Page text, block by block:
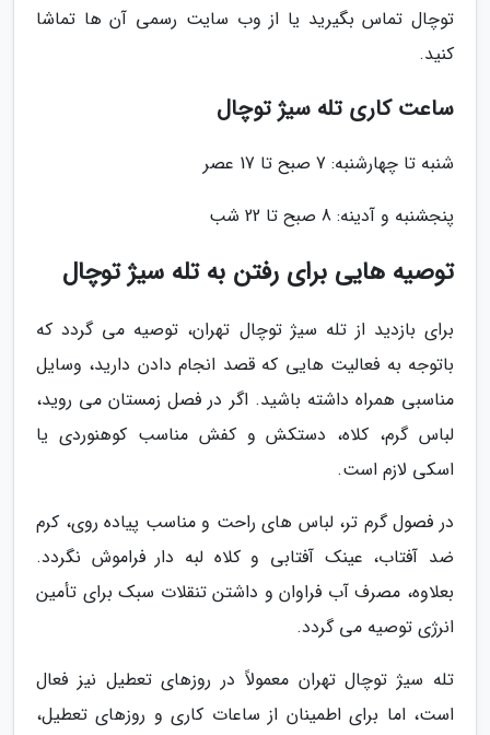
توچال تماس بگیرید یا از وب سایت رسمی آن ها تماشا
کنید.
ساعت کاری تله سیژ توچال
شنبه تا چهارشنبه: 7 صبح تا 17 عصر
پنجشنبه و آدینه: 8 صبح تا 22 شب
توصیه هایی برای رفتن به تله سیژ توچال
برای بازدید از تله سیژ توچال تهران، توصیه می گردد که
باتوجه به فعالیت هایی که قصد انجام دادن دارید، وسایل
مناسبی همراه داشته باشید. اگر در فصل زمستان می روید،
لباس گرم، کلاه، دستکش و کفش مناسب کوهنوردی یا
اسکی لازم است.
در فصول گرم تر، لباس های راحت و مناسب پیاده روی، کرم
ضد آفتاب، عینک آفتابی و کلاه لبه دار فراموش نگردد.
بعلاوه، مصرف آب فراوان و داشتن تنقلات سبک برای تأمین
انرژی توصیه می گردد.
تله سیژ توچال تهران معمولاً در روزهای تعطیل نیز فعال
است، اما برای اطمینان از ساعات کاری و روزهای تعطیل،